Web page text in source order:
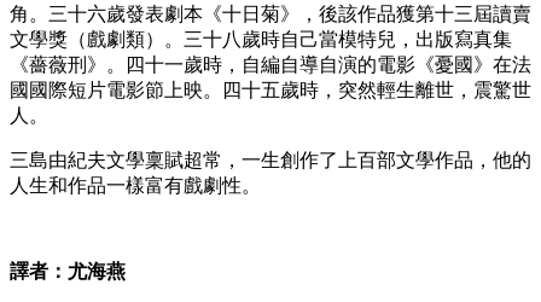
角。三十六歲發表劇本《十日菊》，後該作品獲第十三屆讀賣
文學獎（戲劇類）。三十八歲時自己當模特兒，出版寫真集
《薔薇刑》。四十一歲時，自編自導自演的電影《憂國》在法
國國際短片電影節上映。四十五歲時，突然輕生離世，震驚世
人。
三島由紀夫文學稟賦超常，一生創作了上百部文學作品，他的
人生和作品一樣富有戲劇性。
譯者：尤海燕